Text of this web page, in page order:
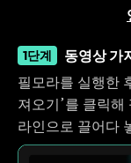
1단계 동영상 가
필모라를 실행한
져오기’를 클릭
라인으로 끌어다